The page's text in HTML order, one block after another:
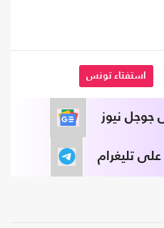
استفتاء تونس
جوجل نيوز
تليغرام